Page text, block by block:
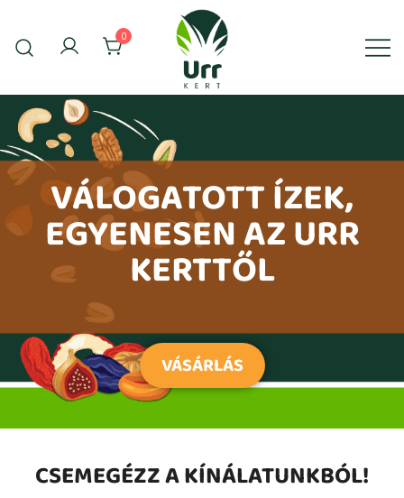
0
VÁLOGATOTT ÍZEK,
EGYENESEN AZ URR
KERTTŐL
VÁSÁRLÁS
CSEMEGÉZZ A KÍNÁLATUNKBÓL!